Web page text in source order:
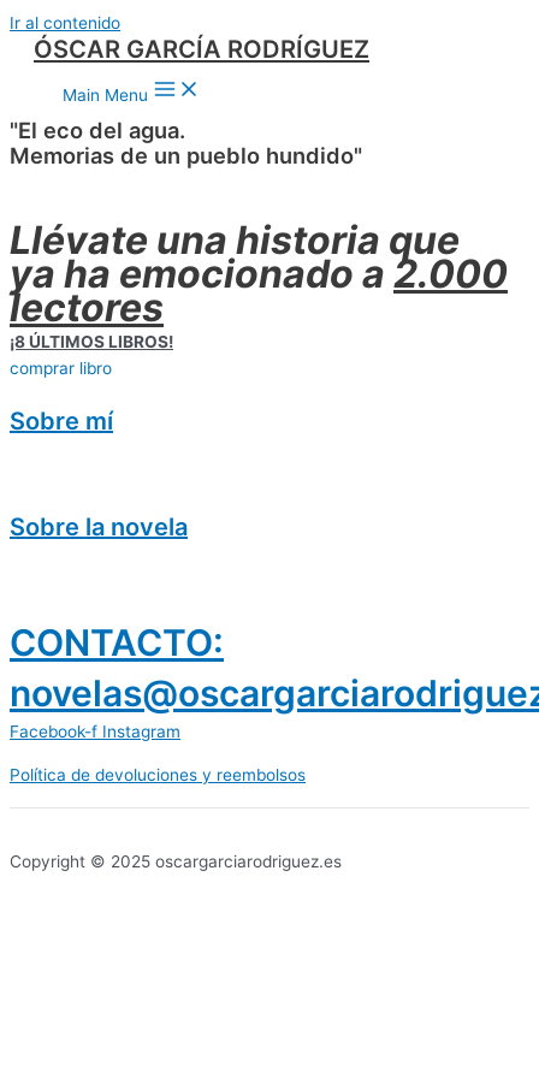
Ir al contenido
ÓSCAR GARCÍA RODRÍGUEZ
Main Menu
"El eco del agua.
Memorias de un pueblo hundido"
Llévate una historia que
ya ha emocionado a 2.000
lectores
¡8 ÚLTIMOS LIBROS!
comprar libro
Sobre mí
Sobre la novela
CONTACTO:
Facebook-f Instagram
Política de devoluciones y reembolsos
Copyright © 2025 oscargarciarodriguez.es